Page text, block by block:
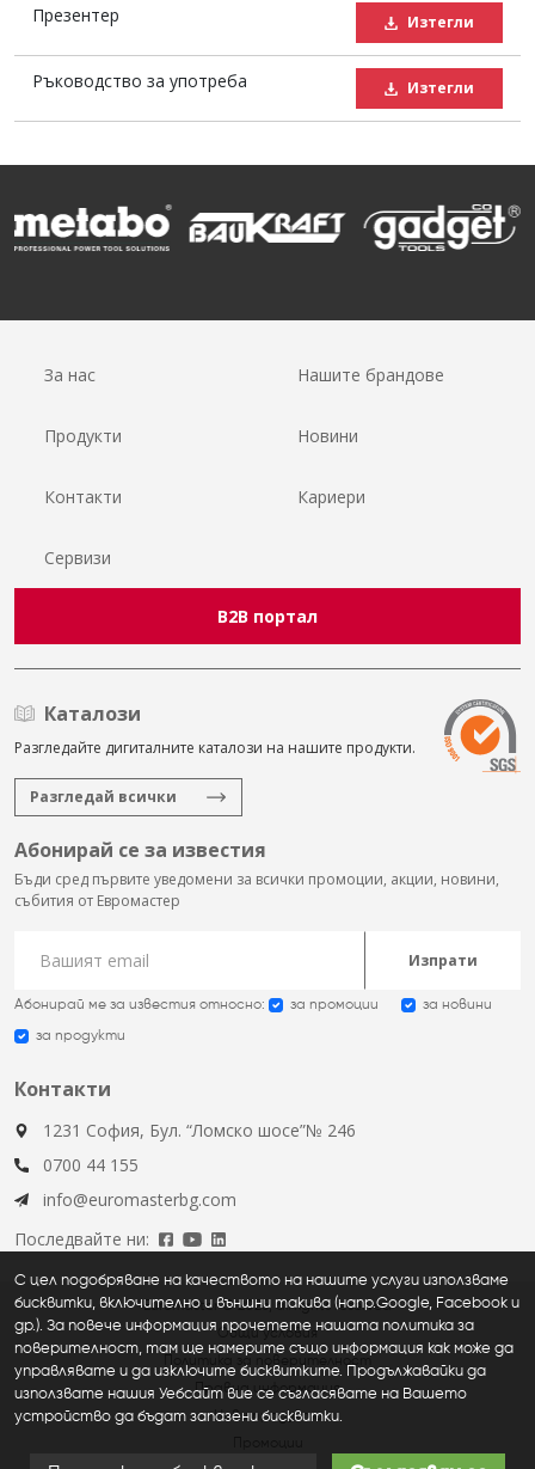
Презентер Изтегли
Ръководство за употреба Изтегли
За нас Нашите брандове
Продукти Новини
Контакти Кариери
Сервизи
B2B портал
Каталози
Разгледайте дигиталните каталози на нашите продукти.
Разгледай всички
Абонирай се за известия
Бъди сред първите уведомени за всички промоции, акции, новини,
събития от Евромастер
Изпрати
Абонирай ме за известия относно: за промоции за новини
за продукти
Контакти
1231 София, Бул. “Ломско шосе”№ 246
0700 44 155
info@euromasterbg.com
Последвайте ни:
Euromaster © 2026, all rights reserved
Общи условия
Правна информация
Нови продукти
С цел подобряване на качеството на нашите услуги използваме
бисквитки, включително и външни такива (напр.Google, Facebook и
др.). За повече информация прочетете нашата политика за
поверителност, там ще намерите също информация как може да
управлявате и да изключите бисквитките. Продължавайки да
използвате нашия Уебсайт вие се съгласявате на Вашето
устройство да бъдат запазени бисквитки.